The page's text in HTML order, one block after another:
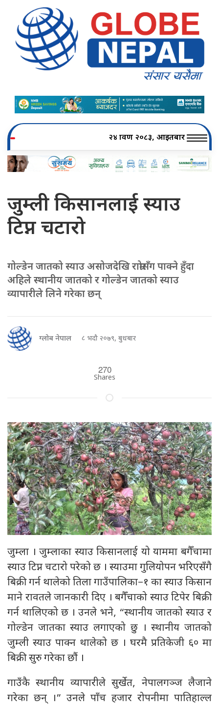
२४ श्रावण २०८३, आइतबार
जुम्ली किसानलाई स्याउ
टिप्न चटारो
गोल्डेन जातको स्याउ असोजदेखि राम्रोसँग पाक्ने हुँदा
अहिले स्थानीय जातको र गोल्डेन जातको स्याउ
व्यापारीले लिने गरेका छन्
ग्लोब नेपाल ८ भदौ २०७९, बुधबार
270
Shares
जुम्ला । जुम्लाका स्याउ किसानलाई यो याममा बगैँचामा
स्याउ टिप्न चटारो परेको छ । स्याउमा गुलियोपन भरिएसँगै
बिक्री गर्न थालेको तिला गाउँपालिका–१ का स्याउ किसान
माने रावतले जानकारी दिए । बगैँचाको स्याउ टिपेर बिक्री
गर्न थालिएको छ । उनले भने, “स्थानीय जातको स्याउ र
गोल्डेन जातका स्याउ लगाएको छु । स्थानीय जातको
जुम्ली स्याउ पाक्न थालेको छ । घरमै प्रतिकेजी ६० मा
बिक्री सुरु गरेका छौं ।
गाउँकै स्थानीय व्यापारीले सुर्खेत, नेपालगञ्ज लैजाने
गरेका छन् ।” उनले पाँच हजार रोपनीमा पातिहाल्ल